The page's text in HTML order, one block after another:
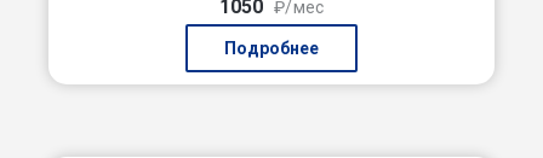
1050 ₽/мес
Подробнее